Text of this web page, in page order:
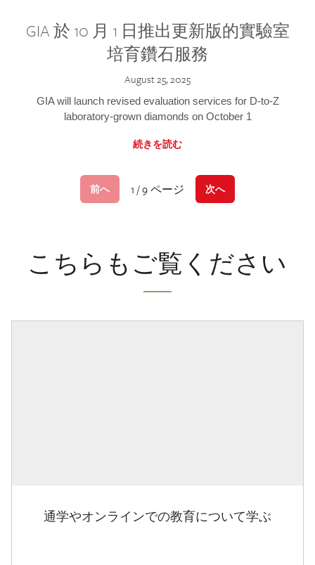
GIA 於 10 月 1 日推出更新版的實驗室
培育鑽石服務
August 25, 2025
GIA will launch revised evaluation services for D-to-Z
laboratory-grown diamonds on October 1
続きを読む
前へ 1 / 9 ページ 次へ
こちらもご覧ください
通学やオンラインでの教育について学ぶ